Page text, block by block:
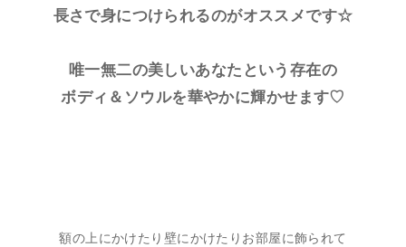
長さで身につけられるのがオススメです☆
唯一無二の美しいあなたという存在の
ボディ＆ソウルを華やかに輝かせます♡
額の上にかけたり壁にかけたりお部屋に飾られて